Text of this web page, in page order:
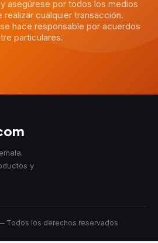
asegúrese por todos los medios
cualquier transacción.
hace responsable por acuerdos
particulares.
y
Todos los derechos reservados